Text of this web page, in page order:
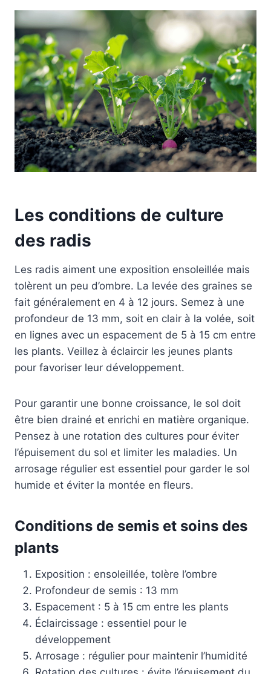
Les conditions de culture
des radis
Les radis aiment une exposition ensoleillée mais
tolèrent un peu d’ombre. La levée des graines se
fait généralement en 4 à 12 jours. Semez à une
profondeur de 13 mm, soit en clair à la volée, soit
en lignes avec un espacement de 5 à 15 cm entre
les plants. Veillez à éclaircir les jeunes plants
pour favoriser leur développement.
Pour garantir une bonne croissance, le sol doit
être bien drainé et enrichi en matière organique.
Pensez à une rotation des cultures pour éviter
l’épuisement du sol et limiter les maladies. Un
arrosage régulier est essentiel pour garder le sol
humide et éviter la montée en fleurs.
Conditions de semis et soins des
plants
Exposition : ensoleillée, tolère l’ombre
Profondeur de semis : 13 mm
Espacement : 5 à 15 cm entre les plants
Éclaircissage : essentiel pour le
développement
Arrosage : régulier pour maintenir l’humidité